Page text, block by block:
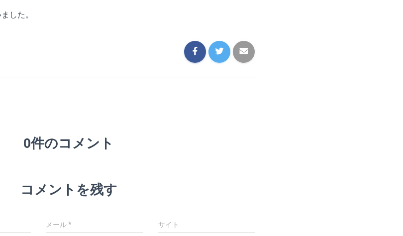
した。
0件のコメント
コメントを残す
メール* サイト